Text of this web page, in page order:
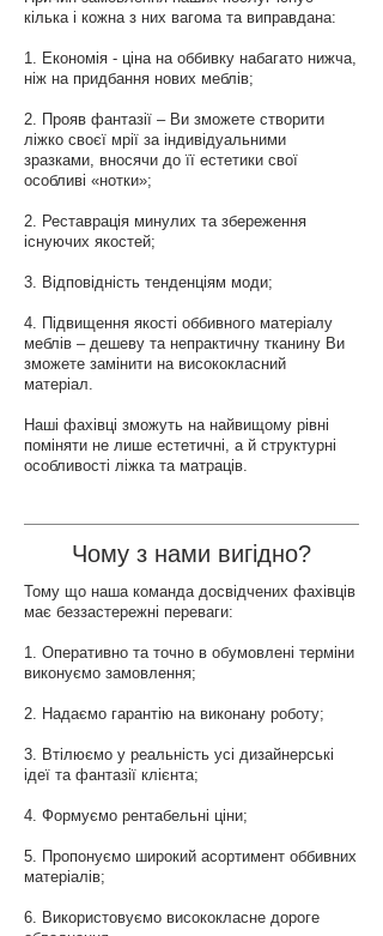
кілька і кожна з них вагома та виправдана:
1. Економія - ціна на оббивку набагато нижча,
ніж на придбання нових меблів;
2. Прояв фантазії – Ви зможете створити
ліжко своєї мрії за індивідуальними
зразками, вносячи до її естетики свої
особливі «нотки»;
2. Реставрація минулих та збереження
існуючих якостей;
3. Відповідність тенденціям моди;
4. Підвищення якості оббивного матеріалу
меблів – дешеву та непрактичну тканину Ви
зможете замінити на висококласний
матеріал.
Наші фахівці зможуть на найвищому рівні
поміняти не лише естетичні, а й структурні
особливості ліжка та матраців.
Чому з нами вигідно?
Тому що наша команда досвідчених фахівців
має беззастережні переваги:
1. Оперативно та точно в обумовлені терміни
виконуємо замовлення;
2. Надаємо гарантію на виконану роботу;
3. Втілюємо у реальність усі дизайнерські
ідеї та фантазії клієнта;
4. Формуємо рентабельні ціни;
5. Пропонуємо широкий асортимент оббивних
матеріалів;
6. Використовуємо висококласне дороге